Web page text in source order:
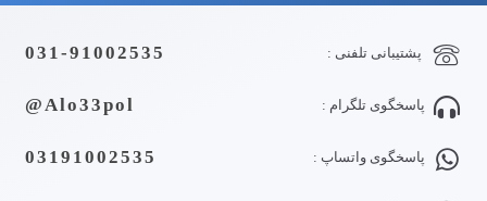
پشتیبانی تلفنی : 031-91002535
پاسخگوی تلگرام : Alo33pol@
پاسخگوی واتساپ : 03191002535